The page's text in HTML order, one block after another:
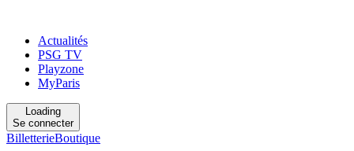
Actualités
PSG TV
Playzone
MyParis
Loading
Se connecter
BilletterieBoutique